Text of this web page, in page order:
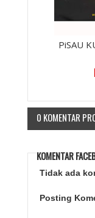
PiSAU
0 KOMENTAR
KOMENTAR
Tidak ada
Posting